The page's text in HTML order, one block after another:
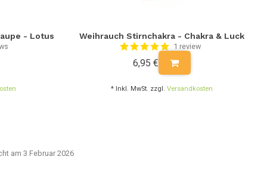
- Lotus Weihrauch Stirnchakra - Chakra & Luck
1 review
6,95 €
* Inkl. MwSt. zzgl. Versandkosten
am 3 Februar 2026